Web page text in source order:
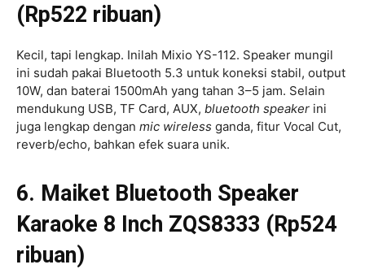
(Rp522 ribuan)
Kecil, tapi lengkap. Inilah Mixio YS-112. Speaker mungil
ini sudah pakai Bluetooth 5.3 untuk koneksi stabil, output
10W, dan baterai 1500mAh yang tahan 3–5 jam. Selain
mendukung USB, TF Card, AUX, bluetooth speaker ini
juga lengkap dengan mic wireless ganda, fitur Vocal Cut,
reverb/echo, bahkan efek suara unik.
6. Maiket Bluetooth Speaker
Karaoke 8 Inch ZQS8333 (Rp524
ribuan)